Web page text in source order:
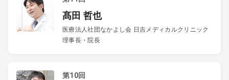
髙田 哲也
医療法人社団なかよし会 日吉メディカルクリニック
理事長・院長
第10回